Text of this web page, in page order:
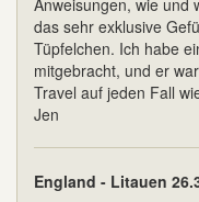
Anweisungen, wie und
das sehr exklusive
Tüpfelchen. Ich habe
mitgebracht, und er
Travel auf jeden Fall
Jen
England - Litauen